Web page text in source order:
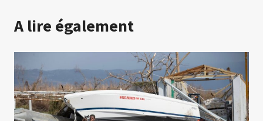
A lire également